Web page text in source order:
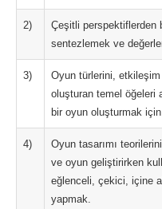
2)
Çeşitli perspektiflerden
sentezlemek ve
3)
Oyun türlerini,
oluşturan temel öğeleri
bir oyun oluşturmak için
4)
Oyun tasarımı
ve oyun geliştirirken
eğlenceli, çekici, içine
yapmak.